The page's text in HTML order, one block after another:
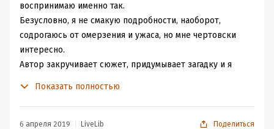
воспринимаю именно так.
Безусловно, я не смакую подробности, наоборот,
содрогаюсь от омерзения и ужаса, но мне чертовски
интересно.
Автор закручивает сюжет, придумывает загадку и я
местах в весьма неприличных позах.
Показать полностью
6 апреля 2019 LiveLib Поделиться